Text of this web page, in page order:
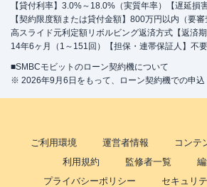
【貸付利率】3.0%～18.0%（実質年率）【遅延損
【契約限度額または貸付金額】800万円以内（要
高スライド元利定額リボルビング返済方式【返済
14年6ヶ月（1～151回）【担保・連帯保証人】不要
■SMBCモビットのローン契約機について
※ 2026年9月6日をもって、ローン契約機での申込
ご利用環境 運営者情報
コンテ
利用規約
監修者一覧
プライバシーポリシー
セキュリ